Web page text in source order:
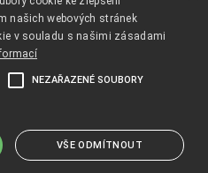
s.r.o.
422 239
na systémutvorba e-
našich webových stránek
v souladu s našimi zásadami
NEZAŘAZENÉ SOUBORY
VŠE ODMÍTNOUT